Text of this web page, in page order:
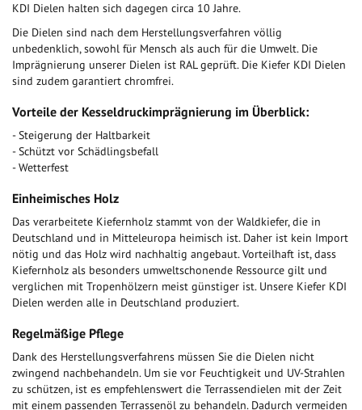
KDI Dielen halten sich dagegen circa 10 Jahre.
Die Dielen sind nach dem Herstellungsverfahren völlig
unbedenklich, sowohl für Mensch als auch für die Umwelt. Die
Imprägnierung unserer Dielen ist RAL geprüft. Die Kiefer KDI Dielen
sind zudem garantiert chromfrei.
Vorteile der Kesseldruckimprägnierung im Überblick:
- Steigerung der Haltbarkeit
- Schützt vor Schädlingsbefall
- Wetterfest
Einheimisches Holz
Das verarbeitete Kiefernholz stammt von der Waldkiefer, die in
Deutschland und in Mitteleuropa heimisch ist. Daher ist kein Import
nötig und das Holz wird nachhaltig angebaut. Vorteilhaft ist, dass
Kiefernholz als besonders umweltschonende Ressource gilt und
verglichen mit Tropenhölzern meist günstiger ist. Unsere Kiefer KDI
Dielen werden alle in Deutschland produziert.
Regelmäßige Pflege
Dank des Herstellungsverfahrens müssen Sie die Dielen nicht
zwingend nachbehandeln. Um sie vor Feuchtigkeit und UV-Strahlen
zu schützen, ist es empfehlenswert die Terrassendielen mit der Zeit
mit einem passenden Terrassenöl zu behandeln. Dadurch vermeiden